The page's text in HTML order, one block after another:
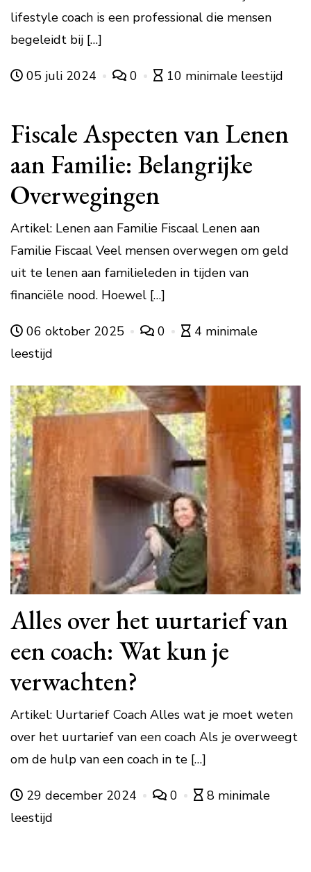
lifestyle coach is een professional die mensen
begeleidt bij […]
05 juli 2024 0 10 minimale leestijd
Fiscale Aspecten van Lenen
aan Familie: Belangrijke
Overwegingen
Artikel: Lenen aan Familie Fiscaal Lenen aan
Familie Fiscaal Veel mensen overwegen om geld
uit te lenen aan familieleden in tijden van
financiële nood. Hoewel […]
06 oktober 2025 0
4 minimale
leestijd
Alles over het uurtarief van
een coach: Wat kun je
verwachten?
Artikel: Uurtarief Coach Alles wat je moet weten
over het uurtarief van een coach Als je overweegt
om de hulp van een coach in te […]
29 december 2024 0
8 minimale
leestijd